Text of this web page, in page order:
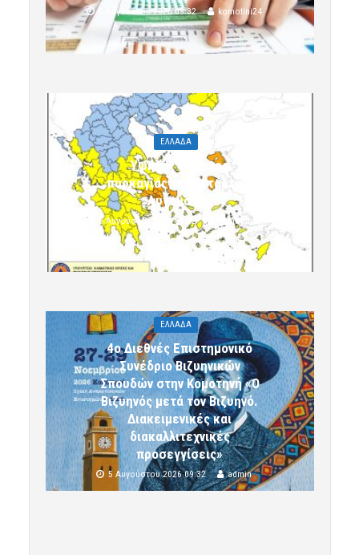
5 Αυγούστου 2026 09:32 komotini24
ΕΛΛΑΔΑ
Υψηλός κίνδυνος
πυρκαγιάς την Τετάρτη 5
Αυγούστου
5 Αυγούστου 2026 09:32 komotini24
ΕΛΛΑΔΑ
4ο Διεθνές Επιστημονικό
Συνέδριο Βιζυηνικών
Σπουδών στην Κομοτηνή «Ο
Βιζυηνός μετά τον Βιζυηνό.
Διακειμενικές και
διακαλλιτεχνικές
προσεγγίσεις»
5 Αυγούστου 2026 09:32 admin